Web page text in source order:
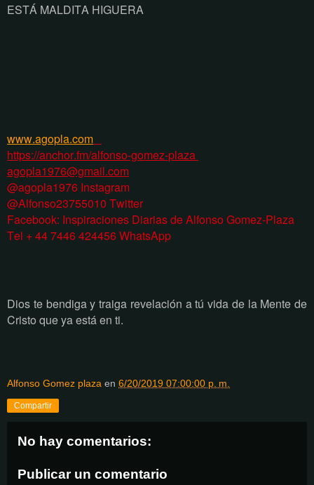
ESTÁ MALDITA HIGUERA
www.agopla.com
https://anchor.fm/alfonso-gomez-plaza
agopla1976@gmail.com
@agopla1976 Instagram
@Alfonso23755010 Twitter
Facebook: Inspiraciones Diarias de Alfonso Gomez-Plaza
Tel + 44 7446 424456 WhatsApp
Dios te bendiga y traiga revelación a tú vida de la Mente de
Cristo que ya está en ti.
Alfonso Gomez plaza en 6/20/2019 07:00:00 p. m.
Compartir
No hay comentarios:
Publicar un comentario